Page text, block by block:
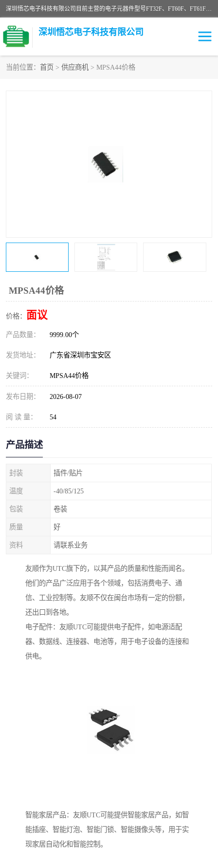
深圳悟芯电子科技有限公司目前主营的电子元器件型号FT32F、FT60F、FT61F、FT62F、FT64F、FT61FC、MCU EEPROM MOS LDO 稳压管 触摸IC DC-DC AC-DC 协议IC等，广泛应用于LED射灯、LED日光灯、等诸多领域。
深圳悟芯电子科技有限公司
当前位置： 首页 > 供应商机 > MPSA44价格
MPSA44价格
价格： 面议
产品数量： 9999.00个
发货地址： 广东省深圳市宝安区
关键词： MPSA44价格
发布日期： 2026-08-07
阅 读 量： 54
产品描述
封装 插件/贴片
温度 -40/85/125
包装 卷装
质量 好
资料 请联系业务
友顺作为UTC旗下的，以其产品的质量和性能而闻名。
他们的产品广泛应用于各个领域，包括消费电子、通
信、工业控制等。友顺不仅在闽台市场有一定的份额，
还出口到各地。
电子配件：友顺UTC可能提供电子配件，如电源适配
器、数据线、连接器、电池等，用于电子设备的连接和
供电。
智能家居产品：友顺UTC可能提供智能家居产品，如智
能插座、智能灯泡、智能门锁、智能摄像头等，用于实
现家居自动化和智能控制。
FT61F021